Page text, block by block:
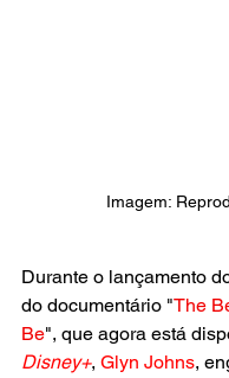
Imagem:
Durante o lançamento
do documentário "The
Be", que agora está
Disney+, Glyn Johns,